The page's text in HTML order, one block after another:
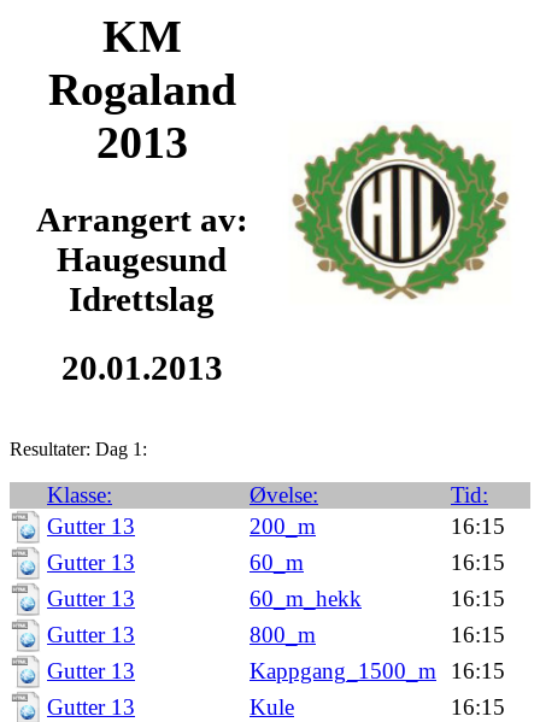
KM
Rogaland
2013
Arrangert av:
Haugesund
Idrettslag
20.01.2013
Resultater: Dag 1:
Klasse: Øvelse:
Tid:
Gutter 13
200_m
16:15
Gutter 13
60_m
16:15
Gutter 13
60_m_hekk
16:15
Gutter 13
800_m
16:15
Gutter 13
Kappgang_1500_m
16:15
Gutter 13
Kule
16:15